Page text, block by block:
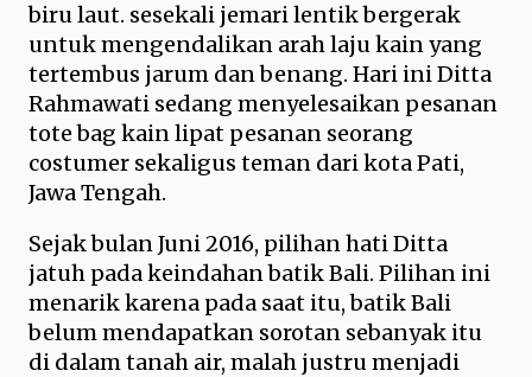
biru laut. sesekali jemari lentik bergerak
untuk mengendalikan arah laju kain yang
tertembus jarum dan benang. Hari ini Ditta
Rahmawati sedang menyelesaikan pesanan
tote bag kain lipat pesanan seorang
costumer sekaligus teman dari kota Pati,
Jawa Tengah.
Sejak bulan Juni 2016, pilihan hati Ditta
jatuh pada keindahan batik Bali. Pilihan ini
menarik karena pada saat itu, batik Bali
belum mendapatkan sorotan sebanyak itu
di dalam tanah air, malah justru menjadi